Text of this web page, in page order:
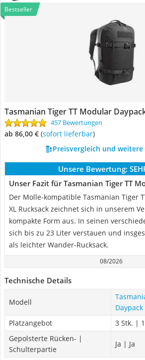
Bestseller
Tasmanian Tiger TT Modular
457 Bewertungen
ab 86,00 € ( Sofort lieferbar)
Preisvergleich und weitere
Unsere Bewertung:
Unser Fazit für Tasmanian Tiger TT
Der Molle-kompatible Tasmanian Tiger
XL Rucksack zeichnet sich in unserem
kompakte Form aus. In seinen
sich bis zu 23 Liter verstauen und
als leichter Wander-Rucksack.
08/2026
Technische Details
Modell
Daypack
Platzangebot
3 Stk. |
Gepolsterte Rücken- |
Schulterpartie
Ja | Ja